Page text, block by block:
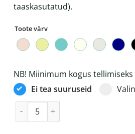
taaskasutatud).
Toote värv
NB! Miinimum kogus tellimiseks
Ei tea suuruseid